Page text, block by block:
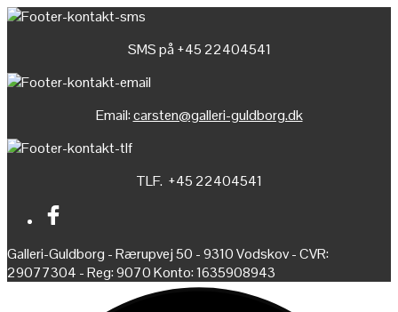
SMS på +45 22404541
Email:carsten@galleri-guldborg.dk
TLF. +45 22404541
Galleri-Guldborg - Rærupvej 50 - 9310 Vodskov - CVR:
29077304 - Reg: 9070 Konto: 1635908943